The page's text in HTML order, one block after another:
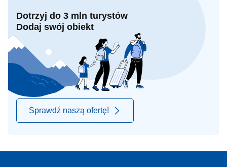
Dotrzyj do 3 mln turystów
Dodaj swój obiekt
Sprawdź naszą ofertę!